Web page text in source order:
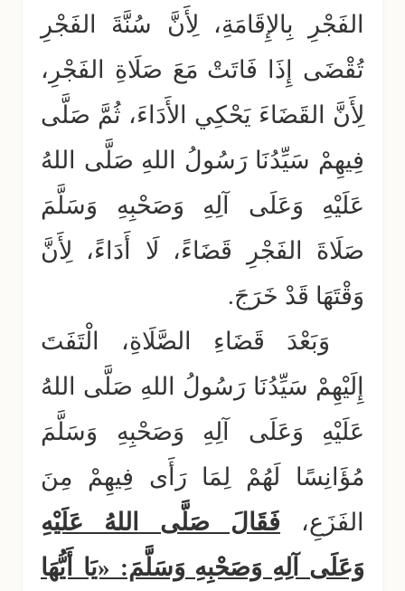
الفَجْرِ بِالإِقَامَةِ، لِأَنَّ سُنَّةَ الفَجْرِ
تُقْضَى إِذَا فَاتَتْ مَعَ صَلَاةِ الفَجْرِ،
لِأَنَّ القَضَاءَ يَحْكِي الأَدَاءَ، ثُمَّ صَلَّى
فِيهِمْ سَيِّدُنَا رَسُولُ اللهِ صَلَّى اللهُ
عَلَيْهِ وَعَلَى آلِهِ وَصَحْبِهِ وَسَلَّمَ
صَلَاةَ الفَجْرِ قَضَاءً، لَا أَدَاءً، لِأَنَّ
وَقْتَهَا قَدْ خَرَجَ.
وَبَعْدَ قَضَاءِ الصَّلَاةِ، الْتَفَتَ
إِلَيْهِمْ سَيِّدُنَا رَسُولُ اللهِ صَلَّى اللهُ
عَلَيْهِ وَعَلَى آلِهِ وَصَحْبِهِ وَسَلَّمَ
مُؤَانِسًا لَهُمْ لِمَا رَأَى فِيهِمْ مِنَ
الفَزَعِ، فَقَالَ صَلَّى اللهُ عَلَيْهِ
وَعَلَى آلِهِ وَصَحْبِهِ وَسَلَّمَ: «يَا أَيُّهَا